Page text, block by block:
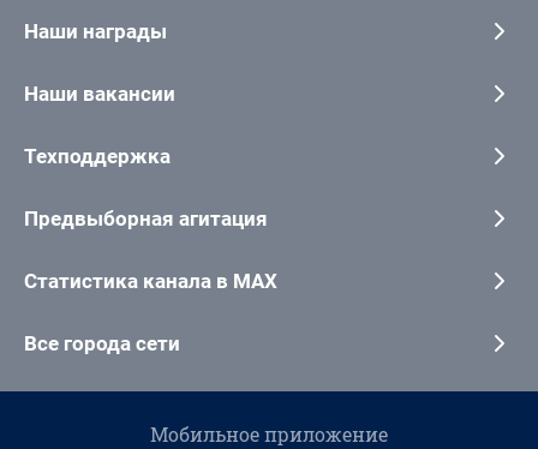
Наши награды
Наши вакансии
Техподдержка
Предвыборная агитация
Статистика канала в MAX
Все города сети
Мобильное приложение